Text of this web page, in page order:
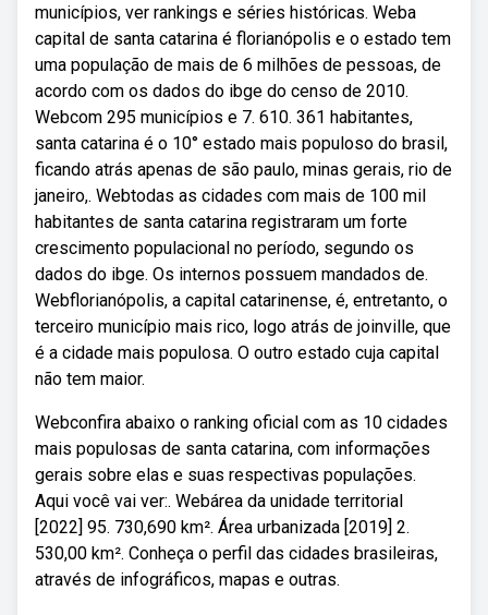
municípios, ver rankings e séries históricas. Weba
capital de santa catarina é florianópolis e o estado tem
uma população de mais de 6 milhões de pessoas, de
acordo com os dados do ibge do censo de 2010.
Webcom 295 municípios e 7. 610. 361 habitantes,
santa catarina é o 10° estado mais populoso do brasil,
ficando atrás apenas de são paulo, minas gerais, rio de
janeiro,. Webtodas as cidades com mais de 100 mil
habitantes de santa catarina registraram um forte
crescimento populacional no período, segundo os
dados do ibge. Os internos possuem mandados de.
Webflorianópolis, a capital catarinense, é, entretanto, o
terceiro município mais rico, logo atrás de joinville, que
é a cidade mais populosa. O outro estado cuja capital
não tem maior.
Webconfira abaixo o ranking oficial com as 10 cidades
mais populosas de santa catarina, com informações
gerais sobre elas e suas respectivas populações.
Aqui você vai ver:. Webárea da unidade territorial
[2022] 95. 730,690 km². Área urbanizada [2019] 2.
530,00 km². Conheça o perfil das cidades brasileiras,
através de infográficos, mapas e outras.